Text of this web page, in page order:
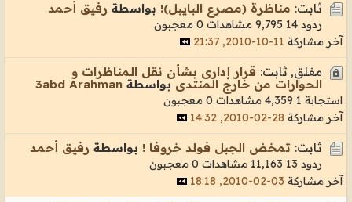
ثابت: مناظرة (مصرع البايبل)! بواسطة رفيق أحمد
ردود 14 9,795 مشاهدات
0 معجبون
آخر مشاركة 11-10-2010, 21:37
مغلق, ثابت: قرار إدارى بشأن نقل المناظرات و
الحوارات من خارج المنتدى بواسطة 3abd Arahman
استجابة 1 4,359 مشاهدات
0 معجبون
آخر مشاركة 28-02-2010, 14:32
ثابت: تمخض الجبل فولد خروفا ! بواسطة رفيق أحمد
ردود 13 11,163 مشاهدات
0 معجبون
آخر مشاركة 03-02-2010, 18:18